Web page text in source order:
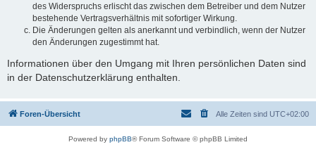
des Widerspruchs erlischt das zwischen dem Betreiber und dem Nutzer
bestehende Vertragsverhältnis mit sofortiger Wirkung.
Die Änderungen gelten als anerkannt und verbindlich, wenn der Nutzer
den Änderungen zugestimmt hat.
Informationen über den Umgang mit Ihren persönlichen Daten sind
in der Datenschutzerklärung enthalten.
Foren-Übersicht Alle Zeiten sind UTC+02:00
Powered by phpBB® Forum Software © phpBB Limited